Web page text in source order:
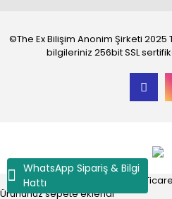
WhatsApp Sipariş & Bilgi
Hattı
©The Ex Bilişim Anonim Şirketi 2025
bilgileriniz 256bit SSL
IdeaSoft
Akıllı E-
Ürününüz sepete eklendi